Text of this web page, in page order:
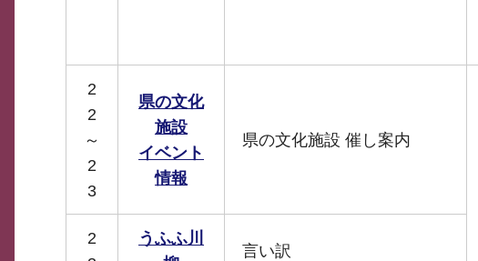
2
2
～
2
3
県の文化
施設
イベント
情報
県の文化施設 催し案内
2
うふふ川
言い訳